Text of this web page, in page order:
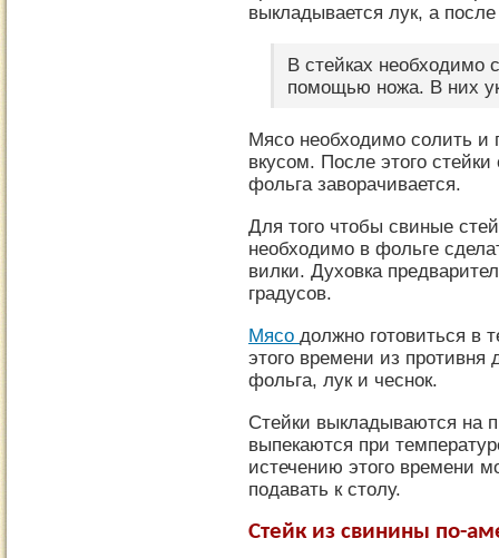
выкладывается лук, а
В стейках необходимо
помощью ножа. В них
Мясо необходимо солить и
вкусом. После этого
фольга заворачивается.
Для того чтобы свиные
необходимо в фольге
вилки. Духовка
градусов.
Мясо должно готовиться в
этого времени из противня
фольга, лук и чеснок.
Стейки выкладываются на
выпекаются при
истечению этого времени
подавать к столу.
Стейк из свинины по-